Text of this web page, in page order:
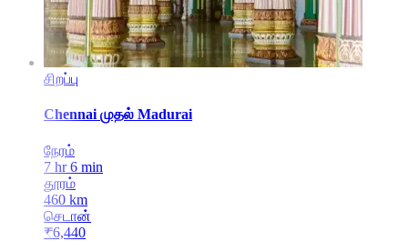
சிறப்பு
Chennai முதல் Madurai
நேரம்
7 hr 6 min
தூரம்
460 km
செடான்
₹6,440